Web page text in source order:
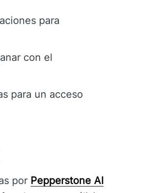
para
con el
para un acceso
por Pepperstone AI